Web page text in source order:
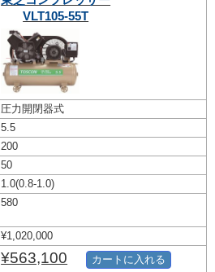
VLT105-55T
圧力開閉器式
5.5
200
50
1.0(0.8-1.0)
580
¥1,020,000
¥563,100 カートに入れる